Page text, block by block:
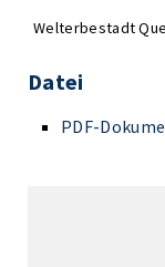
Welterbestadt
Datei
PDF-